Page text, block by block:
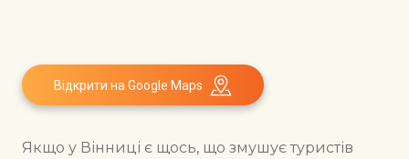
Відкрити на Google Maps
Якщо у Вінниці є щось, що змушує туристів